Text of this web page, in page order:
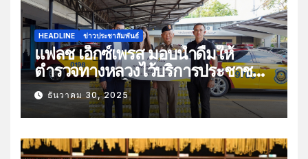
HEADLINE ข่าวประชาสัมพันธ์
แฟลช เอ็กซ์เพรส มอบน้ำดื่มให้
ตำรวจทางหลวงไว้บริการประชาชน
ช่วงเทศกาลปีใหม่
ธันวาคม 30, 2025